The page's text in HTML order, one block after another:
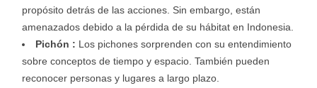
propósito detrás de las acciones. Sin embargo, están
amenazados debido a la pérdida de su hábitat en Indonesia.
Pichón : Los pichones sorprenden con su entendimiento
sobre conceptos de tiempo y espacio. También pueden
reconocer personas y lugares a largo plazo.